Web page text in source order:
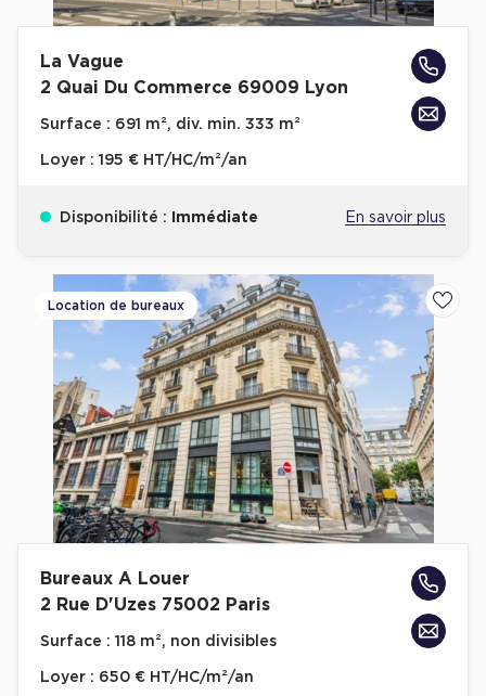
La Vague
2 Quai Du Commerce 69009 Lyon
Surface : 691 m², div. min. 333 m²
Loyer : 195 € HT/HC/m²/an
Disponibilité : Immédiate En savoir plus
Location de bureaux
Bureaux A Louer
2 Rue D'Uzes 75002 Paris
Surface : 118 m², non divisibles
Loyer : 650 € HT/HC/m²/an